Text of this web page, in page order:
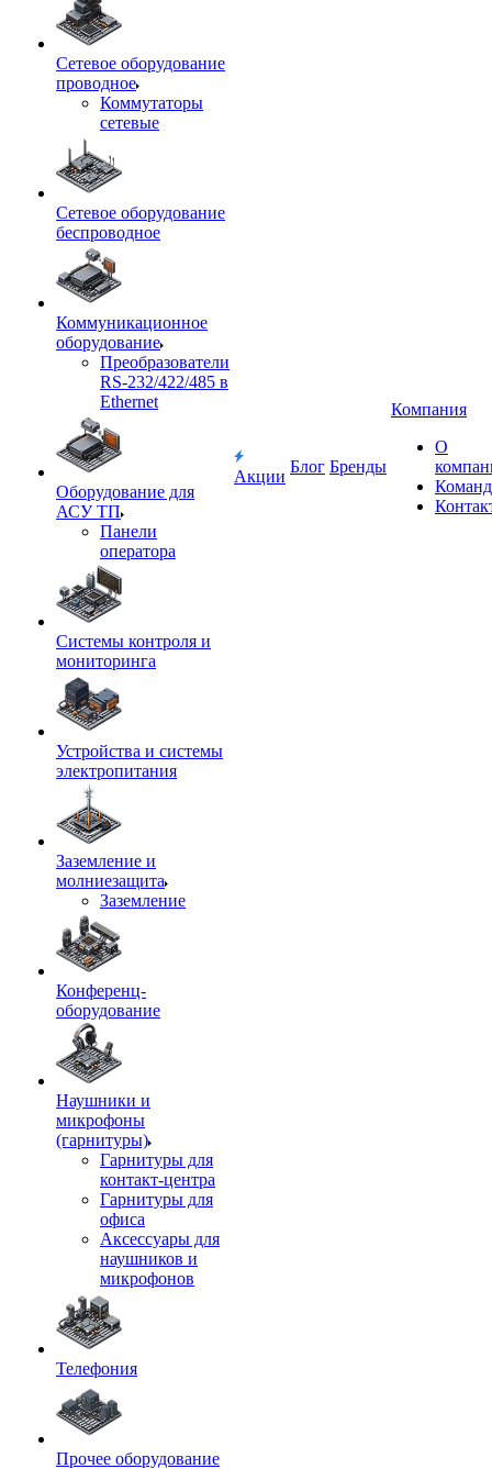
Сетевое оборудование
проводное
Коммутаторы
сетевые
Сетевое оборудование
беспроводное
Коммуникационное
оборудование
Преобразователи
RS-232/422/485 в
Ethernet
Оборудование для
АСУ ТП
Панели
оператора
Системы контроля и
мониторинга
Устройства и системы
электропитания
Заземление и
молниезащита
Заземление
Конференц-
оборудование
Наушники и
микрофоны
(гарнитуры)
Гарнитуры для
контакт-центра
Гарнитуры для
офиса
Аксессуары для
наушников и
микрофонов
Телефония
Прочее оборудование
Акции
Блог Бренды
Компания
О